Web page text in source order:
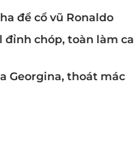
để cổ vũ Ronaldo
đỉnh chóp, toàn làm ca
Georgina, thoát mác